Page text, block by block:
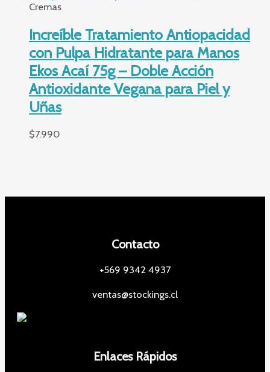
Cremas
Increíble Tratamiento Antiopacidad
con Pulpa Hidratante para Manos
Ekos Acaí 75g – Doble Acción
Antioxidante Vegana para Piel y
Uñas
$7.990
Contacto
+569 9342 4937
ventas@stockings.cl
Enlaces Rápidos